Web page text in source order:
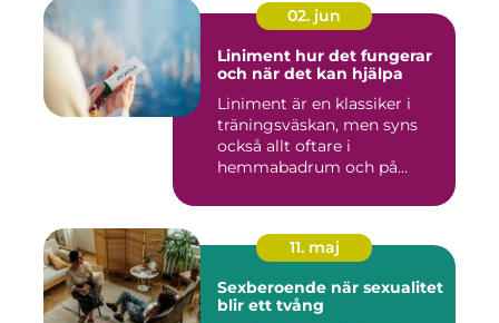
02. jun
Liniment hur det fungerar
och när det kan hjälpa
Liniment är en klassiker i
träningsväskan, men syns
också allt oftare i
hemmabadrum och på
11. maj
Sexberoende när sexualitet
blir ett tvång